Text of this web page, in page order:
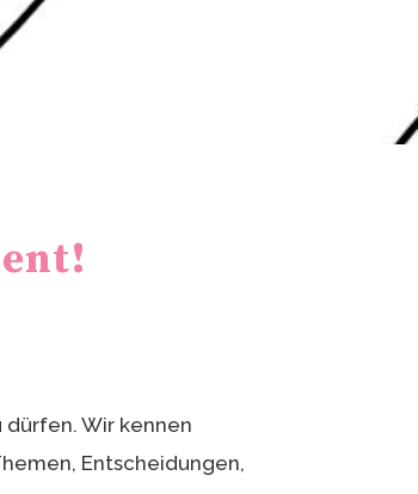
dürfen. Wir kennen
Entscheidungen,